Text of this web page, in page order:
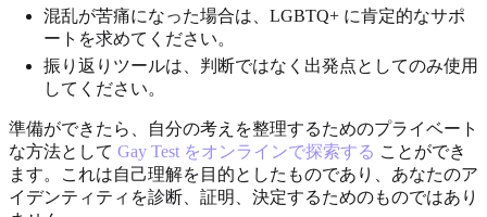
混乱が苦痛になった場合は、LGBTQ+ に肯定的なサポ
ートを求めてください。
振り返りツールは、判断ではなく出発点としてのみ使用
してください。
準備ができたら、自分の考えを整理するためのプライベート
な方法として Gay Test をオンラインで探索する ことができ
ます。これは自己理解を目的としたものであり、あなたのア
イデンティティを診断、証明、決定するためのものではあり